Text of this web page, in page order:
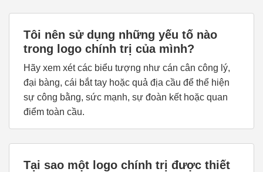
Tôi nên sử dụng những yếu tố nào
trong logo chính trị của mình?
Hãy xem xét các biểu tượng như cán cân công lý,
đại bàng, cái bắt tay hoặc quả địa cầu để thể hiện
sự công bằng, sức mạnh, sự đoàn kết hoặc quan
điểm toàn cầu.
Tại sao một logo chính trị được thiết